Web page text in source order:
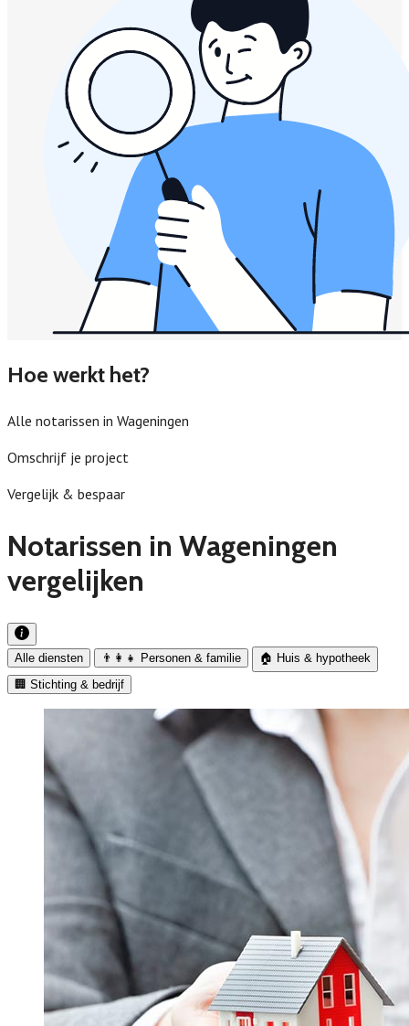
Hoe werkt het?
Alle notarissen in Wageningen
Omschrijf je project
Vergelijk & bespaar
Notarissen in Wageningen
vergelijken
Alle diensten 👨‍👩‍👧 Personen & familie
🏠 Huis & hypotheek
🏢 Stichting & bedrijf